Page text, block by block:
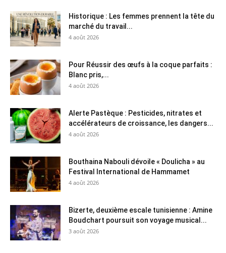
Historique : Les femmes prennent la tête du
marché du travail...
4 août 2026
Pour Réussir des œufs à la coque parfaits :
Blanc pris,...
4 août 2026
Alerte Pastèque : Pesticides, nitrates et
accélérateurs de croissance, les dangers...
4 août 2026
Bouthaina Nabouli dévoile « Doulicha » au
Festival International de Hammamet
4 août 2026
Bizerte, deuxième escale tunisienne : Amine
Boudchart poursuit son voyage musical...
3 août 2026